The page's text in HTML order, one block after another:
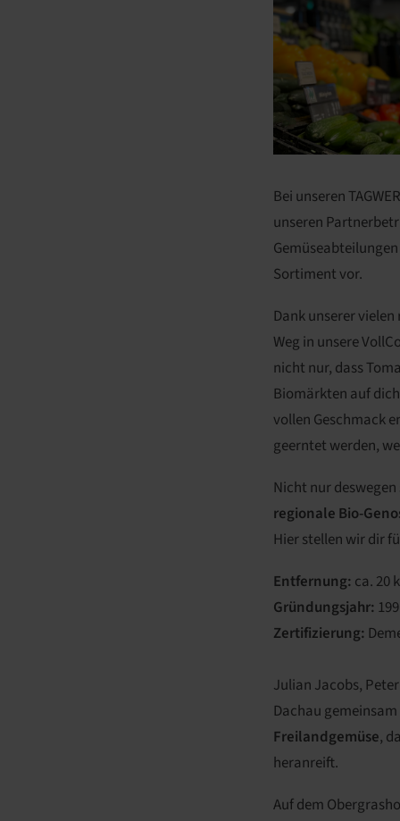
Bei unseren
unseren
Sortiment vor.
Dank unserer
Weg in unsere
nicht nur, dass
Biomärkten auf
vollen Geschmack
geerntet werden,
Nicht nur
regionale Bio-
Hier stellen wir dir
Entfernung: ca. 20
Gründungsjahr:
Zertifizierung:
Julian Jacobs,
Dachau
Freilandgemüse,
heranreift.
Auf dem